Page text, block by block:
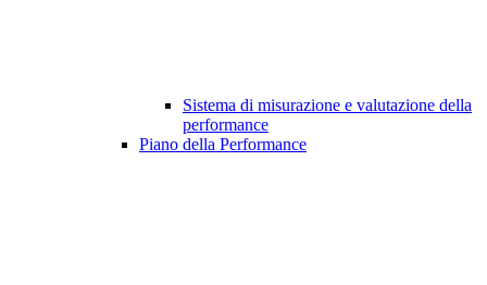
Sistema di misurazione e valutazione della
performance
Piano della Performance